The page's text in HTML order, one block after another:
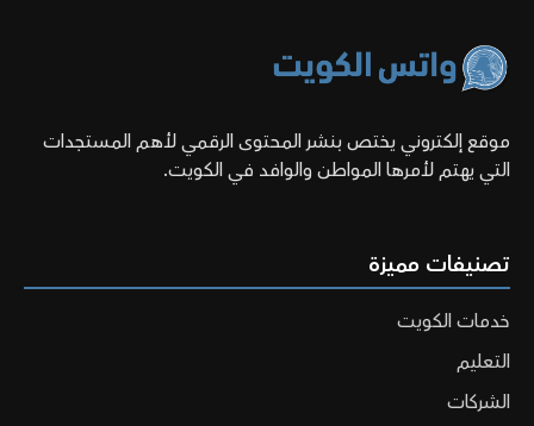
موقع إلكتروني يختص بنشر المحتوى الرقمي لأهم المستجدات
التي يهتم لأمرها المواطن والوافد في الكويت.
تصنيفات مميزة
خدمات الكويت
التعليم
الشركات